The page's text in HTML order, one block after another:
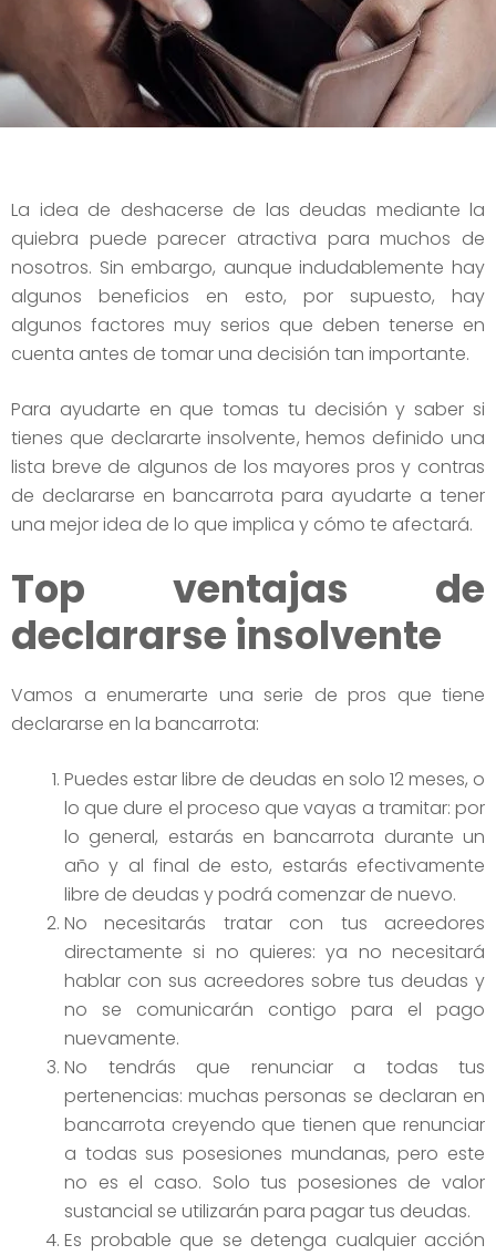
La idea de deshacerse de las deudas mediante la
quiebra puede parecer atractiva para muchos de
nosotros. Sin embargo, aunque indudablemente hay
algunos beneficios en esto, por supuesto, hay
algunos factores muy serios que deben tenerse en
cuenta antes de tomar una decisión tan importante.
Para ayudarte en que tomas tu decisión y saber si
tienes que declararte insolvente, hemos definido una
lista breve de algunos de los mayores pros y contras
de declararse en bancarrota para ayudarte a tener
una mejor idea de lo que implica y cómo te afectará.
Top ventajas de
declararse insolvente
Vamos a enumerarte una serie de pros que tiene
declararse en la bancarrota:
Puedes estar libre de deudas en solo 12 meses, o
lo que dure el proceso que vayas a tramitar: por
lo general, estarás en bancarrota durante un
año y al final de esto, estarás efectivamente
libre de deudas y podrá comenzar de nuevo.
No necesitarás tratar con tus acreedores
directamente si no quieres: ya no necesitará
hablar con sus acreedores sobre tus deudas y
no se comunicarán contigo para el pago
nuevamente.
No tendrás que renunciar a todas tus
pertenencias: muchas personas se declaran en
bancarrota creyendo que tienen que renunciar
a todas sus posesiones mundanas, pero este
no es el caso. Solo tus posesiones de valor
sustancial se utilizarán para pagar tus deudas.
Es probable que se detenga cualquier acción